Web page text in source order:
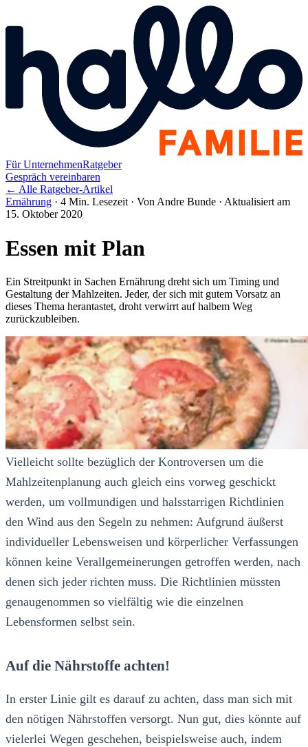
Für UnternehmenRatgeber
Gespräch vereinbaren
← Alle Ratgeber-Artikel
Ernährung · 4 Min. Lesezeit · Von Andre Bunde · Aktualisiert am
15. Oktober 2020
Essen mit Plan
Ein Streitpunkt in Sachen Ernährung dreht sich um Timing und
Gestaltung der Mahlzeiten. Jeder, der sich mit gutem Vorsatz an
dieses Thema herantastet, droht verwirrt auf halbem Weg
zurückzubleiben.
Vielleicht sollte bezüglich der Kontroversen um die
Mahlzeitenplanung auch gleich eins vorweg geschickt
werden, um vollmundigen und halsstarrigen Richtlinien
den Wind aus den Segeln zu nehmen: Aufgrund äußerst
individueller Lebensweisen und körperlicher Verfassungen
können keine Verallgemeinerungen getroffen werden, nach
denen sich jeder richten muss. Die Richtlinien müssten
genaugenommen so vielfältig wie die einzelnen
Lebensformen selbst sein.
Auf die Nährstoffe achten!
In erster Linie gilt es darauf zu achten, dass man sich mit
den nötigen Nährstoffen versorgt. Nun gut, dies könnte auf
vielerlei Wegen geschehen, beispielsweise auch, indem